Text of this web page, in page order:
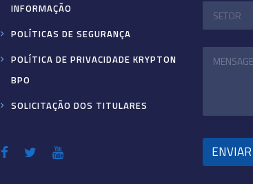
INFORMAÇÃO
POLÍTICAS DE SEGURANÇA
POLÍTICA DE PRIVACIDADE KRYPTON
BPO
SOLICITAÇÃO DOS TITULARES
ENVIAR